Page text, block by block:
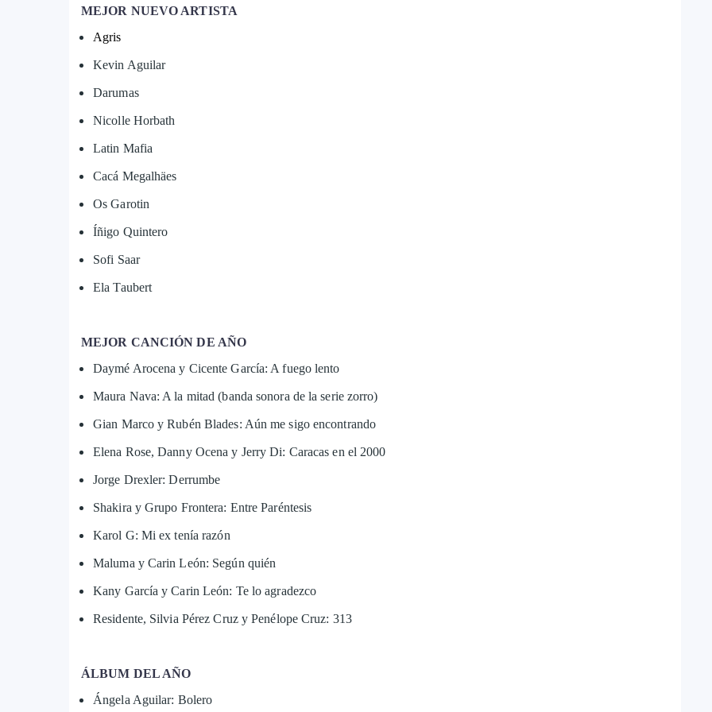
MEJOR NUEVO ARTISTA
Agris
Kevin Aguilar
Darumas
Nicolle Horbath
Latin Mafia
Cacá Megalhäes
Os Garotin
Íñigo Quintero
Sofi Saar
Ela Taubert
MEJOR CANCIÓN DE AÑO
Daymé Arocena y Cicente García: A fuego lento
Maura Nava: A la mitad (banda sonora de la serie zorro)
Gian Marco y Rubén Blades: Aún me sigo encontrando
Elena Rose, Danny Ocena y Jerry Di: Caracas en el 2000
Jorge Drexler: Derrumbe
Shakira y Grupo Frontera: Entre Paréntesis
Karol G: Mi ex tenía razón
Maluma y Carin León: Según quién
Kany García y Carin León: Te lo agradezco
Residente, Silvia Pérez Cruz y Penélope Cruz: 313
ÁLBUM DEL AÑO
Ángela Aguilar: Bolero